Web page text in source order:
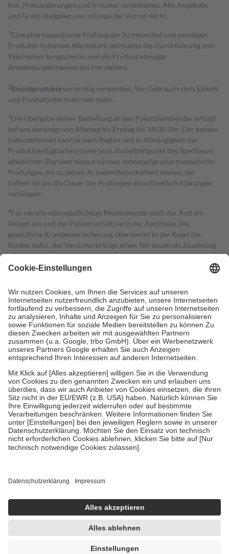
frei. Preisänderungen und Irrtümer vorbehalten. Alle Angebote
und Gratis-Beigaben nur solange der Vorrat reicht.
1 Eine pharmazeutische Prüfung der Arzneimittel und sonstigen
Produkte in deinem Warenkorb beinhaltet die Durchführung von
Wechselwirkungschecks und die Prüfung etwaiger
Anwendungshinweise des Herstellers.
2Biozidproduktevorsichtig verwenden. Vor Gebrauch stets Etikett
und Produktinformationen lesen.
3Die Übergabe deiner Bestellung an den Paketdienstleister erfolgt
bei uns werktags von Montag bis Freitag bis 18:00 Uhr. Der genaue
Lieferzeitpunkt kann je nach Region und in Abhängigkeit der
Produktverfügbarkeit sowie vom Zustellzeitpunkt des Spediteurs
abweichen. Darüber hinaus können notwendige pharmazeutische
Prüfungen, die zu deiner Arzneimittelsicherheit dienen, die
Lieferfrist um die Dauer der Prüfungen einschließlich Klärungen
verlängern.
4Für verschreibungspflichtige Medikamente stellt der Arzt ein
Rezept aus und der Patient erhält sie in der Apotheke. Die
gesetzliche Krankenversicherung übernimmt in der Regel die
Kosten dafür, der Versicherte trägt einen Teil davon als Zuzahlung
mit.
Grundsätzlich leisten Mitglieder Zuzahlungen in Höhe von zehn
höchstens zehn Euro.
Es sind jedoch nie mehr als die tatsächlichen
Kosten der Leistung zu entrichten.
Diese Regeln gelten grundsätzlich auch für Online-Apotheken.
Bei Heilmitteln und häuslicher Krankenpflege beträgt die
Zuzahlung zehn Prozent der Kosten sowie zehn Euro je
Verordnung.
Um das Engagement der Versicherten für ihre eigene Gesundheit zu
stärken und die besondere Stellung der Familie zu unterstützen,
fallenkeine Zuzahlungenan bei:
• Kindern und Jugendlichen bis zum vollendeten 18. Lebensjahr
mit Ausnahme der Fahrkosten
• Untersuchungen zur Vorsorge und Früherkennung, die von der
GKV getragen werden
• empfohlenen Schutzimpfungen
• Harn- und Blutteststreifen
getroffen, um sicherzustellen, dass es sich um echte Bewertungen
https://help.etrusted.com/hc/de/articles/4419944605341
Einige Bilder und Inhalte wurden unter Zuhilfenahme künstlicher